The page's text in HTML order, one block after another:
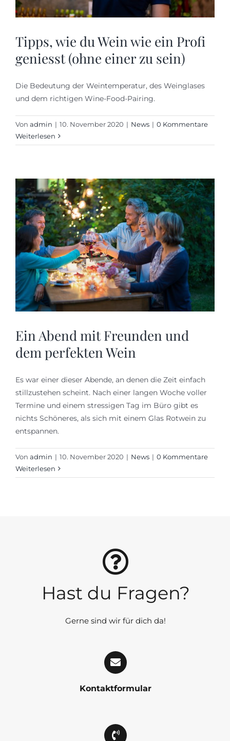
Tipps, wie du Wein wie ein Profi
geniesst (ohne einer zu sein)
Die Bedeutung der Weintemperatur, des Weinglases
und dem richtigen Wine-Food-Pairing.
Von admin | 10. November 2020 | News | 0 Kommentare
Weiterlesen
Ein Abend mit Freunden und
dem perfekten Wein
Es war einer dieser Abende, an denen die Zeit einfach
stillzustehen scheint. Nach einer langen Woche voller
Termine und einem stressigen Tag im Büro gibt es
nichts Schöneres, als sich mit einem Glas Rotwein zu
entspannen.
Von admin | 10. November 2020 | News | 0 Kommentare
Weiterlesen
Hast du Fragen?
Gerne sind wir für dich da!
Kontaktformular